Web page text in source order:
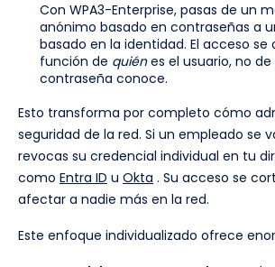
Con WPA3-Enterprise, pasas de un
anónimo basado en contraseñas a
basado en la identidad. El acceso se
función de quiénes el usuario, no de
contraseña conoce.
Esto transforma por completo cómo
seguridad de la red. Si un empleado se
revocas su credencial individual en tu
como Entra ID u Okta . Su acceso se
afectar a nadie más en la red.
Este enfoque individualizado ofrece